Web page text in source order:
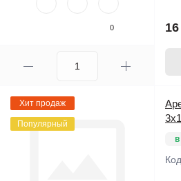
0
Хит продаж
Популярный